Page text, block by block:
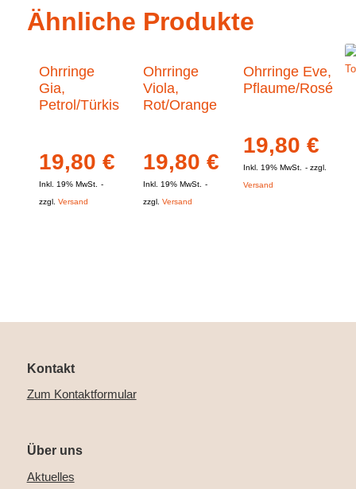
Ähnliche Produkte
Ohrringe
Gia,
Petrol/Türkis
19,80 €
Inkl. 19% MwSt.
zzgl. Versand
Ohrringe
Viola,
Rot/Orange
19,80 €
Inkl. 19% MwSt.
zzgl. Versand
Ohrringe Eve,
Pflaume/Rosé
19,80 €
Inkl. 19% MwSt.
zzgl.
Versand
Kontakt
Zum Kontaktformular
Über uns
Aktuelles